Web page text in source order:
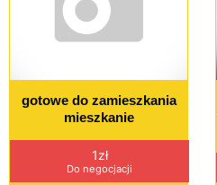
gotowe do zamieszkania
mieszkanie
1zł
Do negocjacji